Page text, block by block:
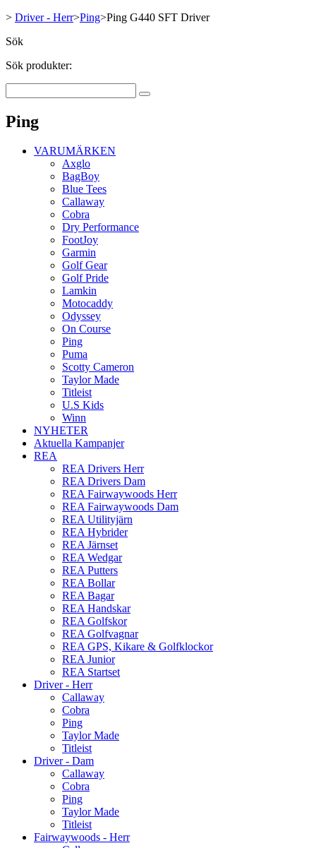
> Driver - Herr>Ping>Ping G440 SFT Driver
Sök
Sök produkter:
Ping
VARUMÄRKEN
Axglo
BagBoy
Blue Tees
Callaway
Cobra
Dry Performance
FootJoy
Garmin
Golf Gear
Golf Pride
Lamkin
Motocaddy
Odyssey
On Course
Ping
Puma
Scotty Cameron
Taylor Made
Titleist
U.S Kids
Winn
NYHETER
Aktuella Kampanjer
REA
REA Drivers Herr
REA Drivers Dam
REA Fairwaywoods Herr
REA Fairwaywoods Dam
REA Utilityjärn
REA Hybrider
REA Järnset
REA Wedgar
REA Putters
REA Bollar
REA Bagar
REA Handskar
REA Golfskor
REA Golfvagnar
REA GPS, Kikare & Golfklockor
REA Junior
REA Startset
Driver - Herr
Callaway
Cobra
Ping
Taylor Made
Titleist
Driver - Dam
Callaway
Cobra
Ping
Taylor Made
Titleist
Fairwaywoods - Herr